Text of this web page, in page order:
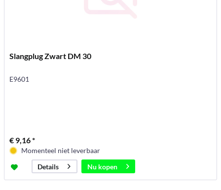
Slangplug Zwart DM 30
E9601
€ 9,16 *
Momenteel niet leverbaar
Details
Nu kopen